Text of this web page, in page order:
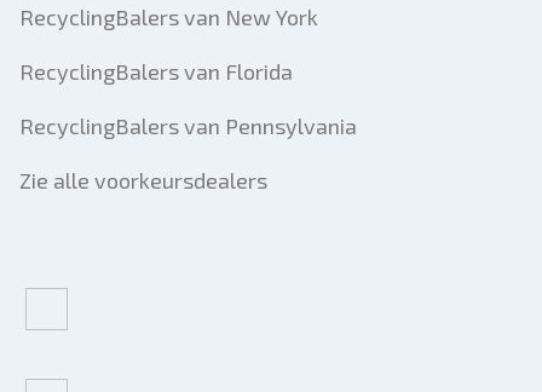
RecyclingBalers van New York
RecyclingBalers van Florida
RecyclingBalers van Pennsylvania
Zie alle voorkeursdealers